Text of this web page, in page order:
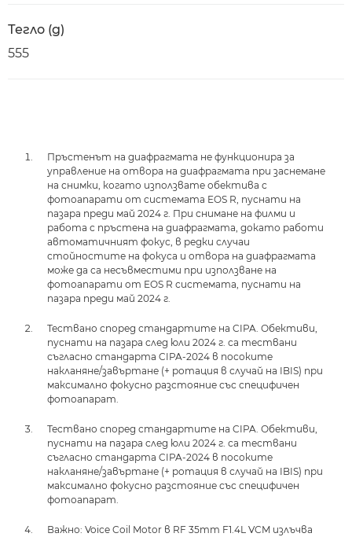
Тегло (g)
555
Пръстенът на диафрагмата не функционира за
управление на отвора на диафрагмата при заснемане
на снимки, когато използвате обектива с
фотоапарати от системата EOS R, пуснати на
пазара преди май 2024 г. При снимане на филми и
работа с пръстена на диафрагмата, докато работи
автоматичният фокус, в редки случаи
стойностите на фокуса и отвора на диафрагмата
може да са несъвместими при използване на
фотоапарати от EOS R системата, пуснати на
пазара преди май 2024 г.
Тествано според стандартите на CIPA. Обективи,
пуснати на пазара след юли 2024 г. са тествани
съгласно стандарта CIPA-2024 в посоките
накланяне/завъртане (+ ротация в случай на IBIS) при
максимално фокусно разстояние със специфичен
фотоапарат.
Тествано според стандартите на CIPA. Обективи,
пуснати на пазара след юли 2024 г. са тествани
съгласно стандарта CIPA-2024 в посоките
накланяне/завъртане (+ ротация в случай на IBIS) при
максимално фокусно разстояние със специфичен
фотоапарат.
Важно: Voice Coil Motor в RF 35mm F1.4L VCM излъчва